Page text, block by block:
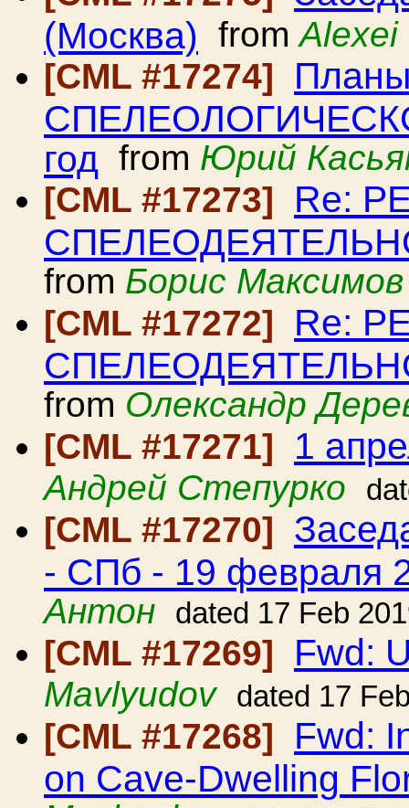
(Москва) fromAlexei
[CML #17274]
год from Юрий
[CML #17273]
Re:
from Борис Максимов
[CML #17272]
Re:
from Олександр
[CML #17271]
1
Андрей Степурко
[CML #17270]
- СПб - 19 февраля
Антон
dated 17 Feb
[CML #17269] Fwd:
Mavlyudov dated 17
[CML #17268] Fwd:
on Cave-Dwelling